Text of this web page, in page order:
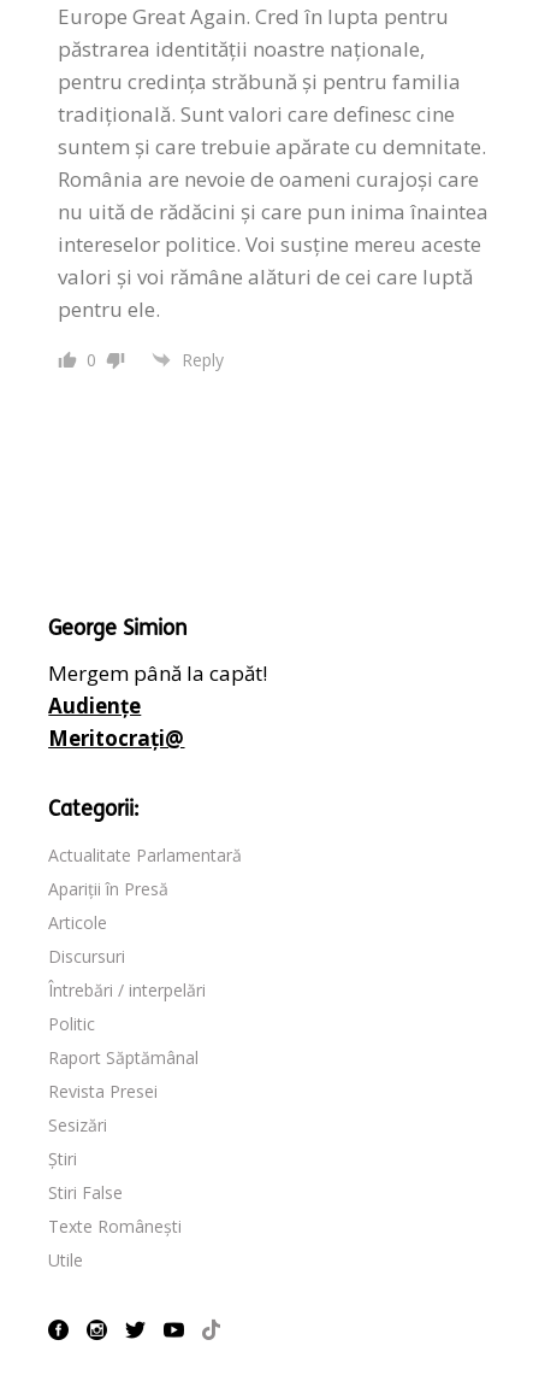
Europe Great Again. Cred în lupta pentru
păstrarea identității noastre naționale,
pentru credința străbună și pentru familia
tradițională. Sunt valori care definesc cine
suntem și care trebuie apărate cu demnitate.
România are nevoie de oameni curajoși care
nu uită de rădăcini și care pun inima înaintea
intereselor politice. Voi susține mereu aceste
valori și voi rămâne alături de cei care luptă
pentru ele.
0 Reply
George Simion
Mergem până la capăt!
Audiențe
Meritocrați@
Categorii:
Actualitate Parlamentară
Apariții în Presă
Articole
Discursuri
Întrebări / interpelări
Politic
Raport Săptămânal
Revista Presei
Sesizări
Știri
Stiri False
Texte Românești
Utile